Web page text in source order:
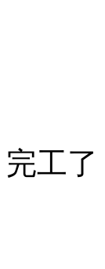
完工了